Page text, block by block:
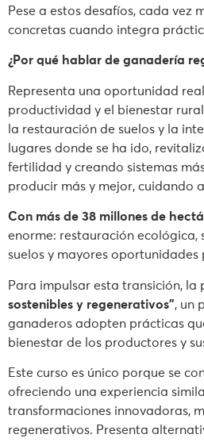
Pese a estos desafíos, cada
concretas cuando integra
¿Por qué hablar de ganadería
Representa una oportunidad
productividad y el bienestar
la restauración de suelos y la
lugares donde se ha ido,
fertilidad y creando sistemas
producir más y mejor, cuidando
Con más de 38 millones de
enorme: restauración ecológica,
suelos y mayores
Para impulsar esta transición, la
sostenibles y regenerativos”, un
ganaderos adopten prácticas
bienestar de los productores y
Este curso es único porque se
ofreciendo una experiencia
transformaciones innovadoras,
regenerativos. Presenta